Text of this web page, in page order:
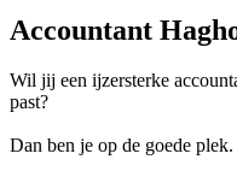
Accountant
Wil jij een ijzersterke
past?
Dan ben je op de goede plek.